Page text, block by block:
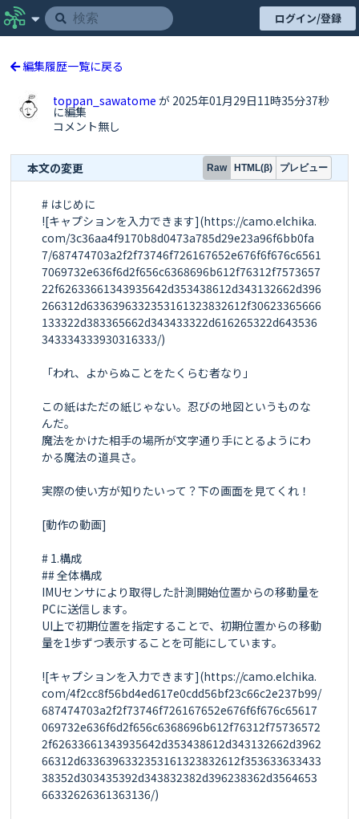
ログイン/登録
編集履歴一覧に戻る
toppan_sawatomeが 2025年01月29日11時35分37秒
に編集
コメント無し
本文の変更 Raw HTML(β) プレビュー
# はじめに
![キャプションを入力できます](https://camo.elchika.
com/3c36aa4f9170b8d0473a785d29e23a96f6bb0fa
7/687474703a2f2f73746f726167652e676f6f676c6561
7069732e636f6d2f656c6368696b612f76312f7573657
22f62633661343935642d353438612d343132662d396
266312d6336396332353161323832612f30623365666
133322d383365662d343433322d616265322d643536
343334333930316333/)
「われ、よからぬことをたくらむ者なり」
この紙はただの紙じゃない。忍びの地図というものな
んだ。
魔法をかけた相手の場所が文字通り手にとるようにわ
かる魔法の道具さ。
実際の使い方が知りたいって？下の画面を見てくれ！
[動作の動画]
# 1.構成
## 全体構成
IMUセンサにより取得した計測開始位置からの移動量を
PCに送信します。
UI上で初期位置を指定することで、初期位置からの移動
量を1歩ずつ表示することを可能にしています。
![キャプションを入力できます](https://camo.elchika.
com/4f2cc8f56bd4ed617e0cdd56bf23c66c2e237b99/
687474703a2f2f73746f726167652e676f6f676c65617
069732e636f6d2f656c6368696b612f76312f75736572
2f62633661343935642d353438612d343132662d3962
66312d6336396332353161323832612f353633633433
38352d303435392d343832382d396238362d3564653
66332626361363136/)